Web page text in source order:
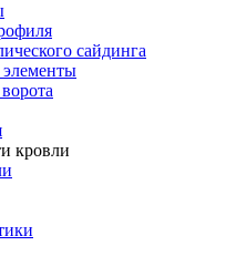
сайдинга
кровли